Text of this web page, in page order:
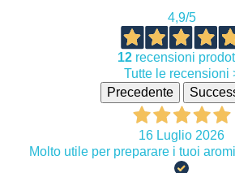
4,9/5
12 recensioni
Tutte le recensioni
Precedente
16 Luglio 2026
Molto utile per preparare i tuoi